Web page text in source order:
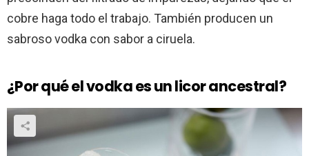
cobre haga todo el trabajo. También producen un
sabroso vodka con sabor a ciruela.
¿Por qué el vodka es un licor ancestral?